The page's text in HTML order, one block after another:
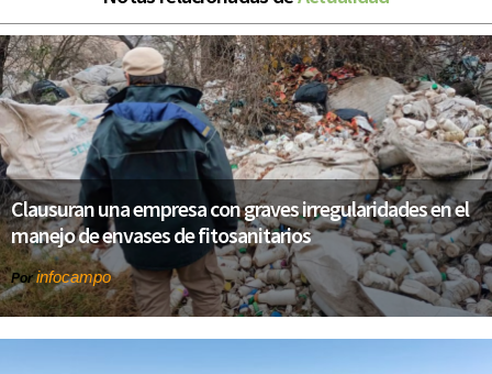
Clausuran una empresa con graves irregularidades en el
manejo de envases de fitosanitarios
Porinfocampo